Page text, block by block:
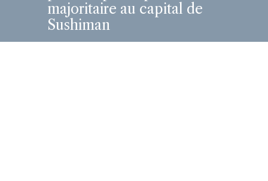
majoritaire au capital de
Sushiman